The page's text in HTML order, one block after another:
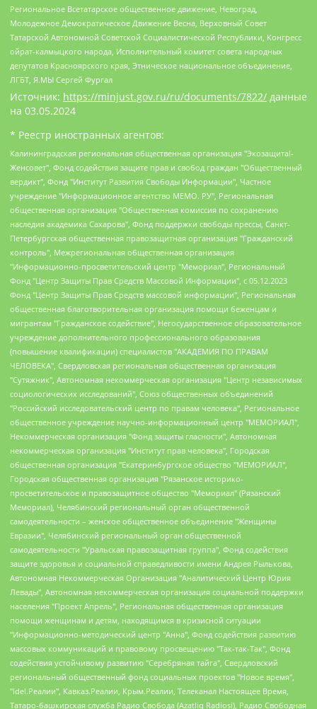
Региональное Всетатарское общественное движение, Невоград,
Молодежное Демократическое Движение Весна, Верховный Совет
Татарской Автономной Советской Социалистической Республики, Конгресс
ойрат-калмыцкого народа, Исполнительный комитет совета народных
депутатов Красноярского края, Этническое национальное объединение,
ЛГБТ, Я.МЫ Сергей Фургал
Источник: https://minjust.gov.ru/ru/documents/7822/ данные
на 03.05.2024
* Реестр иностранных агентов:
Калининградская региональная общественная организация "Экозащита!-Женсовет", Фонд содействия защите прав и свобод граждан "Общественный вердикт", Фонд "Институт Развития Свободы Информации", Частное учреждение "Информационное агентство МЕМО. РУ", Региональная общественная организация "Общественная комиссия по сохранению наследия академика Сахарова", Фонд поддержки свободы прессы, Санкт-Петербургская общественная правозащитная организация "Гражданский контроль", Межрегиональная общественная организация "Информационно-просветительский центр "Мемориал", Региональный Фонд "Центр Защиты Прав Средств Массовой Информации", с 05.12.2023 Фонд "Центр Защиты Прав Средств массовой информации", Региональная общественная благотворительная организация помощи беженцам и мигрантам "Гражданское содействие", Негосударственное образовательное учреждение дополнительного профессионального образования (повышение квалификации) специалистов "АКАДЕМИЯ ПО ПРАВАМ ЧЕЛОВЕКА", Свердловская региональная общественная организация "Сутяжник", Автономная некоммерческая организация "Центр независимых социологических исследований", Союз общественных объединений "Российский исследовательский центр по правам человека", Региональное общественное учреждение научно-информационный центр "МЕМОРИАЛ", Некоммерческая организация "Фонд защиты гласности", Автономная некоммерческая организация "Институт прав человека", Городская общественная организация "Екатеринбургское общество "МЕМОРИАЛ", Городская общественная организация "Рязанское историко-просветительское и правозащитное общество "Мемориал" (Рязанский Мемориал), Челябинский региональный орган общественной самодеятельности – женское общественное объединение "Женщины Евразии", Челябинский региональный орган общественной самодеятельности "Уральская правозащитная группа", Фонд содействия защите здоровья и социальной справедливости имени Андрея Рылькова, Автономная Некоммерческая Организация "Аналитический Центр Юрия Левады", Автономная некоммерческая организация социальной поддержки населения "Проект Апрель", Региональная общественная организация помощи женщинам и детям, находящимся в кризисной ситуации "Информационно-методический центр "Анна", Фонд содействия развитию массовых коммуникаций и правовому просвещению "Так-так-Так", Фонд содействия устойчивому развитию "Серебряная тайга", Свердловский региональный общественный фонд социальных проектов "Новое время", "Idel.Реалии", Кавказ.Реалии, Крым.Реалии, Телеканал Настоящее Время, Татаро-башкирская служба Радио Свобода (Azatliq Radiosi), Радио Свободная Европа/Радио Свобода (PCE/PC), "Сибирь.Реалии", "Фактограф", Благотворительный фонд помощи осужденным и их семьям, Автономная некоммерческая организация "Институт глобализации и социальных движений", Фонд "В защиту прав заключенных", Частное учреждение "Центр поддержки и содействия развитию средств массовой информации", Пензенский региональный общественный благотворительный фонд "Гражданский союз", "Север.Реалии", Некоммерческая организация Фонд "Правовая инициатива", Общество с ограниченной ответственностью "Радио Свободная Европа/Радио Свобода", Чешское информационное агентство "MEDIUM-ORIENT", Красноярская региональная общественная организация "Мы против СПИДа", Камалягин Денис Николаевич, Маркелов Сергей Евгеньевич, Пономарев Лев Александрович, Савицкая Людмила Алексеевна, Автономная некоммерческая организация "Центр по работе с проблемой насилия "НАСИЛИЮ.НЕТ", Межрегиональный профессиональный союз работников здравоохранения "Альянс врачей", Юридическое лицо, зарегистрированное в Латвийской Республике, SIA "Medusa Project" (регистрационный номер 40103797863, дата регистрации 10.06.2014), Некоммерческая организация "Фонд по борьбе с коррупцией", Автономная некоммерческая организация "Институт права и публичной политики", Баданин Роман Сергеевич, Гликин Максим Александрович, Железнова Мария Михайловна, Лукьянова Юлия Сергеевна, Маетная Елизавета Витальевна, Маняхин Петр Борисович, Чуракова Ольга Владимировна, Ярош Юлия Петровна, Юридическое лицо "The Insider SIA", зарегистрированное в Риге, Латвийская Республика (дата регистрации 26.06.2015), являющееся администратором доменного имени интернет-издания "The Insider SIA", https://theins.ru, Постернак Алексей Евгеньевич, Рубин Михаил Аркадьевич, Анин Роман Александрович, Юридическое лицо Istories fonds, зарегистрированное в Латвийской Республике (регистрационный номер 50008295751, дата регистрации 24.02.2020), Великовский Дмитрий Александрович, Долинина Ирина Николаевна, Мароховская Алеся Алексеевна, Шлейнов Роман Юрьевич, Шмагун Олеся Валентиновна, Общество с ограниченной ответственностью "Альтаир 2021", Общество с ограниченной ответственностью "Вега 2021", Общество с ограниченной ответственностью "Главный редактор 2021", Общество с ограниченной ответственностью "Ромашки монолит", Важенков Артем Валерьевич, Ивановская областная общественная организация "Центр гендерных исследований", Гурман Юрий Альбертович, Медиапроект "ОВД-Инфо", Егоров Владимир Владимирович, Жилинский Владимир Александрович, Общество с ограниченной ответственностью "ЗП", Иванова София Юрьевна, Карезина Инна Павловна, Кильтау Екатерина Викторовна, Петров Алексей Викторович, Пискунов Сергей Евгеньевич, Смирнов Сергей Сергеевич, Тихонов Михаил Сергеевич, Общество с ограниченной ответственностью "ЖУРНАЛИСТ-ИНОСТРАННЫЙ АГЕНТ", Арапова Галина Юрьевна, Вольтская Татьяна Анатольевна, Американская компания "Mason G.E.S. Anonymous Foundation" (США), являющаяся владельцем интернет-издания https://mnews.world/, Компания "Stichting Bellingcat", зарегистрированная в Нидерландах (дата регистрации 11.07.2018), Захаров Андрей Вячеславович, Клепиковская Екатерина Дмитриевна, Общество с ограниченной ответственностью "МЕМО", Перл Роман Александрович, Симонов Евгений Алексеевич, Соловьева Елена Анатольевна, Сотников Даниил Владимирович, Сурначева Елизавета Дмитриевна, Автономная некоммерческая организация по защите прав человека и информированию населения "Якутия – Наше Мнение", Общество с ограниченной ответственностью "Москоу диджитал медиа", с 26.01.2023 Общество с ограниченной ответственностью "Чайка Белые сады", Ветошкина Валерия Валерьевна, Заговора Максим Александрович, Межрегиональное общественное движение "Российская ЛГБТ - сеть", Оленичев Максим Владимирович, Павлов Иван Юрьевич, Скворцова Елена Сергеевна, Общество с ограниченной ответственностью "Как бы инагент", Кочетков Игорь Викторович, Общество с ограниченной ответственностью "Честные выборы", Еланчик Олег Александрович, Общество с ограниченной ответственностью "Нобелевский призыв", Гималова Регина Эмилевна, Григорьев Андрей Валерьевич, Григорьева Алина Александровна, Ассоциация по содействию защите прав призывников, альтернативнослужащих и военнослужащих "Правозащитная группа "Гражданин.Армия.Право", Хисамова Регина Фаритовна, Автономная некоммерческая организация по реализации социально-правовых программ "Лилит", Дальневосточное общественное движение "Маяк", Санкт-Петербургская ЛГБТ-инициативная группа "Выход", Инициативная группа ЛГБТ+ "Реверс", Алексеев Андрей Викторович, Бекбулатова Таисия Львовна, Беляев Иван Михайлович, Владыкина Елена Сергеевна, Гельман Марат Александрович, Никульшина Вероника Юрьевна, Толоконникова Надежда Андреевна, Шендерович Виктор Анатольевич, Общество с ограниченной ответственностью "Данное сообщение", Общество с ограниченной ответственностью Издательский дом "Новая глава", Айнбиндер Александра Александровна, Московский комьюнити-центр для ЛГБТ+инициатив, Благотворительный фонд развития филантропии, Deutsche Welle (Германия, Kurt-Schumacher-Strasse 3, 53113 Bonn), Борзунова Мария Михайловна, Воробьев Виктор Викторович, Голубева Анна Львовна, Константинова Алла Михайловна, Малкова Ирина Владимировна, Мурадов Мурад Абдулгалимович, Осетинская Елизавета Николаевна, Понасенков Евгений Николаевич, Ганапольский Матвей Юрьевич, Киселев Евгений Алексеевич, Борухович Ирина Григорьевна, Дремин Иван Тимофеевич, Дубровский Дмитрий Викторович, Красноярская региональная общественная организация поддержки и развития альтернативных образовательных технологий и межкультурных коммуникаций "ИНТЕРРА", Маяковская Екатерина Алексеевна, Фейгин Марк Захарович, Филимонов Андрей Викторович, Дзугкоева Регина Николаевна, Доброхотов Роман Александрович, Дудь Юрий Александрович, Елкин Сергей Владимирович, Кругликов Кирилл Игоревич, Сабунаева Мария Леонидовна, Семенов Алексей Владимирович, Шаинян Карен Багратович, Шульман Екатерина Михайловна, Асафьев Артур Валерьевич, Вахштайн Виктор Семенович, Венедиктов Алексей Алексеевич, Лушникова Екатерина Евгеньевна, Волков Леонид Михайлович, Невзоров Александр Глебович, Пархоменко Сергей Борисович, Сироткин Ярослав Николаевич, Кара-Мурза Владимир Владимирович, Баранова Наталья Владимировна, Гозман Леонид Яковлевич, Кагарлицкий Борис Юльевич, Климарев Михаил Валерьевич, Милов Владимир Станиславович, Автономная некоммерческая организация Краснодарский центр современного искусства "Типография", Моргенштерн Алишер Тагирович, Соболь Любовь Эдуардовна, Общество с ограниченной ответственностью "ЛИЗА НОРМ", Каспаров Гарри Кимович, Ходорковский Михаил Борисович, Общество с ограниченной ответственностью "Апрельские тезисы", Данилович Ирина Брониславовна, Кашин Олег Владимирович, Петров Николай Владимирович, Пивоваров Алексей Владимирович, Соколов Михаил Владимирович, Цветкова Юлия Владимировна, Чичваркин Евгений Александрович, Комитет против пыток/Команда против пыток, Общество с ограниченной ответственностью "Первый научный", Общество с ограниченной ответственностью "Вертолет и ко", Белоцерковская Вероника Борисовна, Кац Максим Евгеньевич, Лазарева Татьяна Юрьевна, Шаведдинов Руслан Табризович, Яшин Илья Валерьевич, Общество с ограниченной ответственностью "Иноагент ААВ", Алешковский Дмитрий Петрович, Альбац Евгения Марковна, Быков Дмитрий Львович, Галямина Юлия Евгеньевна, Лойко Сергей Леонидович, Мартынов Кирилл Константинович, Медведев Сергей Александрович, Крашенинников Федор Геннадиевич, Гордеева Катерина Вл